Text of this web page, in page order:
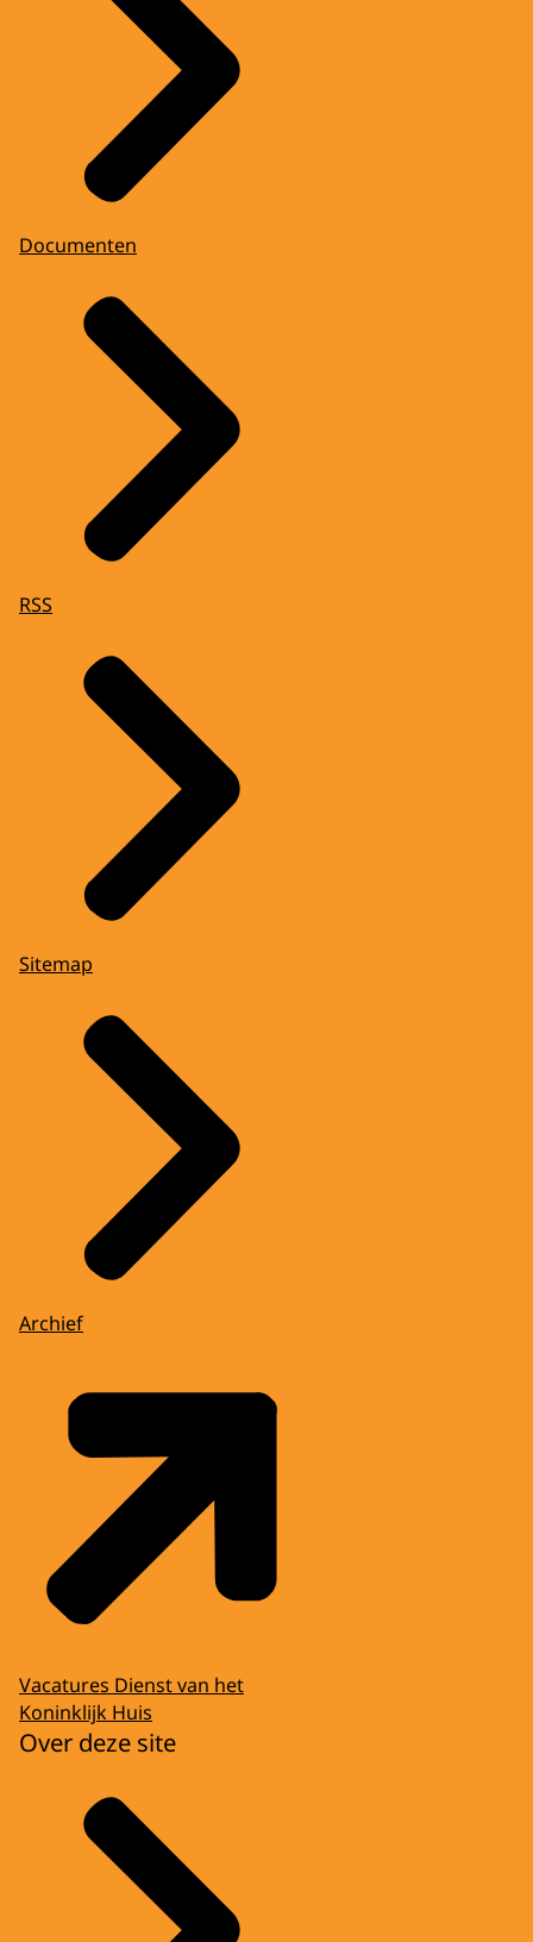
Documenten
RSS
Sitemap
Archief
Vacatures Dienst van het
Koninklijk Huis
Over deze site